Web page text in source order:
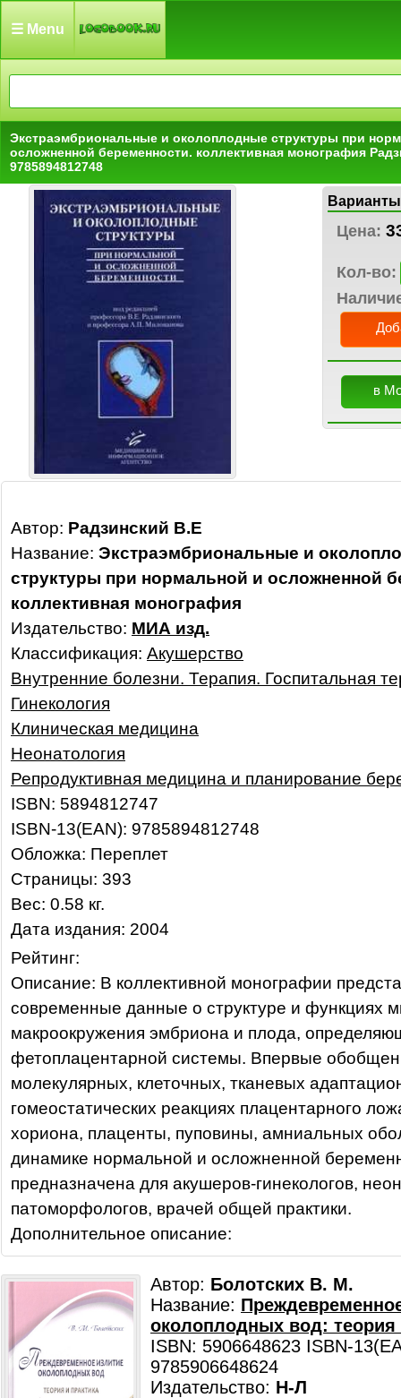
☰ Menu
Экстраэмбриональные и околоплодные структуры при
осложненной беременности. коллективная монография
9785894812748
Цена:
Кол-во:
в
Автор: Радзинский В.Е
Название: Экстраэмбриональные и
структуры при нормальной и осложненной
коллективная монография
Издательство: МИА изд.
Классификация: Акушерство
Внутренние болезни. Терапия. Госпитальная
Гинекология
Клиническая медицина
Неонатология
Репродуктивная медицина и планирование
ISBN: 5894812747
ISBN-13(EAN): 9785894812748
Обложка: Переплет
Страницы: 393
Вес: 0.58 кг.
Дата издания: 2004
Рейтинг:
Описание: В коллективной монографии
современные данные о структуре и функциях
макроокружения эмбриона и плода,
фетоплацентарной системы. Впервые
молекулярных, клеточных, тканевых
гомеостатических реакциях плацентарного
хориона, плаценты, пуповины, амниальных
динамике нормальной и осложненной
предназначена для акушеров-гинекологов,
патоморфологов, врачей общей практики.
Дополнительное описание:
Автор: Болотских В. М.
Название:
околоплодных вод: теория
ISBN: 5906648623 ISBN-
9785906648624
Издательство: Н-Л